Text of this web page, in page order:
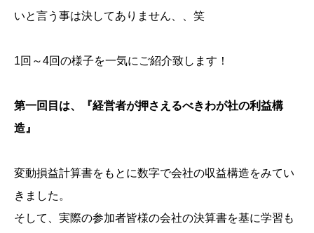
いと言う事は決してありません、、笑
1回～4回の様子を一気にご紹介致します！
第一回目は、『経営者が押さえるべきわが社の利益構
造』
変動損益計算書をもとに数字で会社の収益構造をみてい
きました。
そして、実際の参加者皆様の会社の決算書を基に学習も